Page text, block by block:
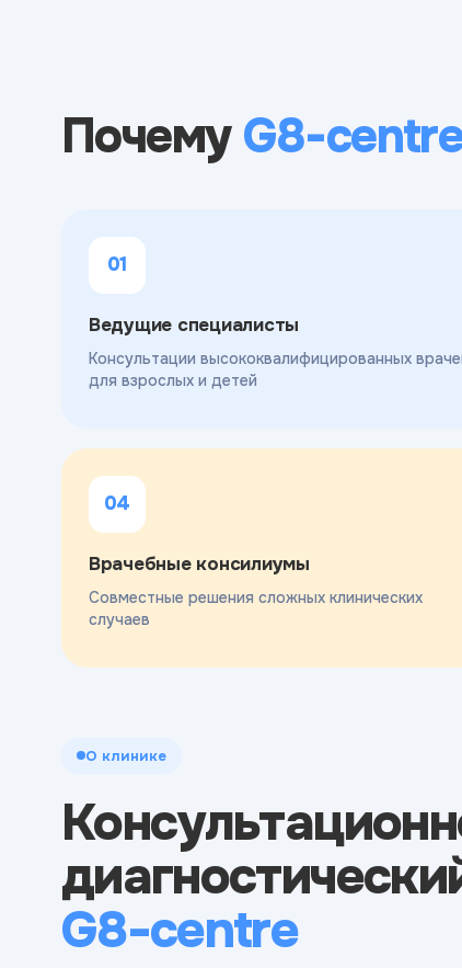
ПочемуG8-
01
Ведущие специалисты
Консультации высококвалифицированных
для взрослых и детей
04
Врачебные консилиумы
Совместные решения сложных клинических
случаев
О клинике
G8-centre